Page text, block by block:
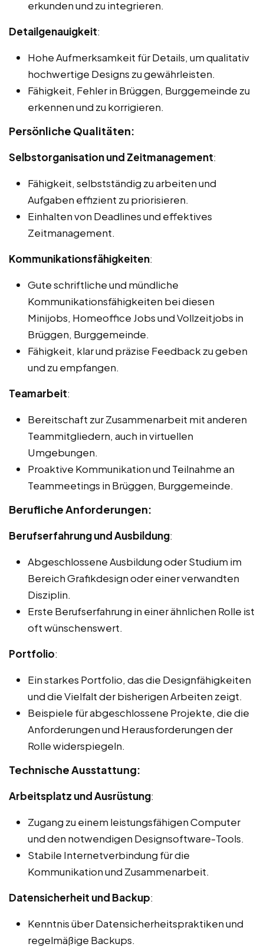
erkunden und zu integrieren.
Detailgenauigkeit:
Hohe Aufmerksamkeit für Details, um qualitativ
hochwertige Designs zu gewährleisten.
Fähigkeit, Fehler in Brüggen, Burggemeinde zu
erkennen und zu korrigieren.
Persönliche Qualitäten:
Selbstorganisation und Zeitmanagement:
Fähigkeit, selbstständig zu arbeiten und
Aufgaben effizient zu priorisieren.
Einhalten von Deadlines und effektives
Zeitmanagement.
Kommunikationsfähigkeiten:
Gute schriftliche und mündliche
Kommunikationsfähigkeiten bei diesen
Minijobs, Homeoffice Jobs und Vollzeitjobs in
Brüggen, Burggemeinde.
Fähigkeit, klar und präzise Feedback zu geben
und zu empfangen.
Teamarbeit:
Bereitschaft zur Zusammenarbeit mit anderen
Teammitgliedern, auch in virtuellen
Umgebungen.
Proaktive Kommunikation und Teilnahme an
Teammeetings in Brüggen, Burggemeinde.
Berufliche Anforderungen:
Berufserfahrung und Ausbildung:
Abgeschlossene Ausbildung oder Studium im
Bereich Grafikdesign oder einer verwandten
Disziplin.
Erste Berufserfahrung in einer ähnlichen Rolle ist
oft wünschenswert.
Portfolio:
Ein starkes Portfolio, das die Designfähigkeiten
und die Vielfalt der bisherigen Arbeiten zeigt.
Beispiele für abgeschlossene Projekte, die die
Anforderungen und Herausforderungen der
Rolle widerspiegeln.
Technische Ausstattung:
Arbeitsplatz und Ausrüstung:
Zugang zu einem leistungsfähigen Computer
und den notwendigen Designsoftware-Tools.
Stabile Internetverbindung für die
Kommunikation und Zusammenarbeit.
Datensicherheit und Backup:
Kenntnis über Datensicherheitspraktiken und
regelmäßige Backups.